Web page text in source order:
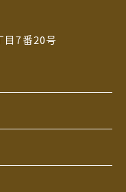
目7番20号